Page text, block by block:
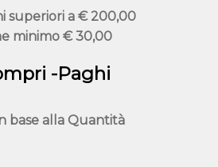
superiori a € 200,00
minimo€ 30,00
-Paghi
base alla Quantità